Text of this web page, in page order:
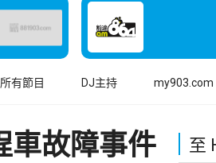
所有節目 DJ主持 my903.com
車故障事件 至